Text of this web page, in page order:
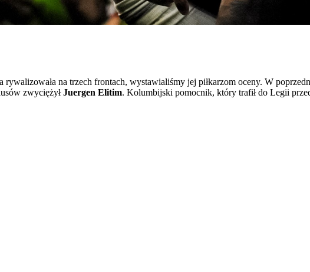
na trzech frontach, wystawialiśmy jej piłkarzom oceny. W
zwyciężyłJuergen Elitim. Kolumbijski pomocnik, który trafił do Legii